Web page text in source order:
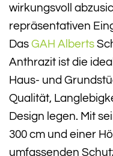
wirkungsvoll
repräsentativen
Das GAH Alberts
Anthrazit ist die
Haus- und
Qualität,
Design legen. Mit
300 cm und einer
umfassenden